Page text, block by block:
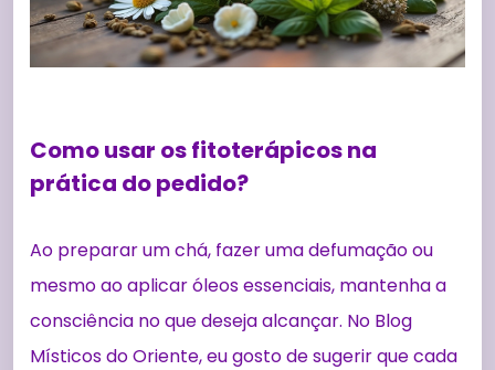
Como usar os fitoterápicos na
prática do pedido?
Ao preparar um chá, fazer uma defumação ou
mesmo ao aplicar óleos essenciais, mantenha a
consciência no que deseja alcançar. No Blog
Místicos do Oriente, eu gosto de sugerir que cada